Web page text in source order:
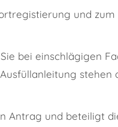
und
bei einschlägigen
Antrag und beteiligt